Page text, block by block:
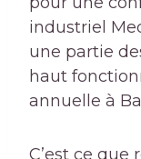
industriel
une partie
haut
annuelle à
C’est ce que